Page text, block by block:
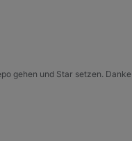
gehen und Star setzen. Danke